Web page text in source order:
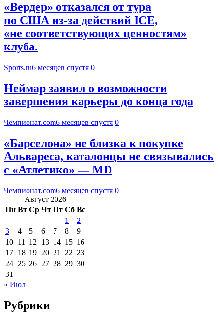
«Вердер» отказался от тура
по США из-за действий ICE,
«не соответствующих ценностям»
клуба.
Sports.ru6 месяцев спустя 0
Неймар заявил о возможности
завершения карьеры до конца года
Чемпионат.com6 месяцев спустя 0
«Барселона» не близка к покупке
Альвареса, каталонцы не связывались
с «Атлетико» — MD
Чемпионат.com6 месяцев спустя 0
Август 2026
Пн Вт Ср Чт Пт Сб Вс
1
2
3
4 5 6 7 8
9
10 11 12 13 14 15 16
17 18 19 20 21 22 23
24 25 26 27 28 29 30
31
« Июл
Рубрики